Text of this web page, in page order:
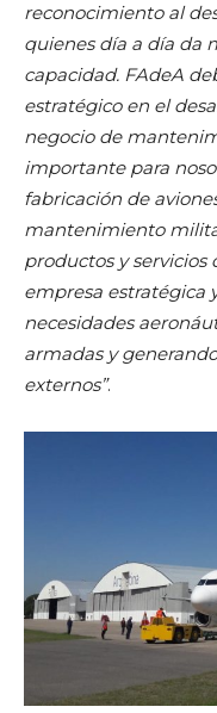
reconocimiento al
quienes día a día da
capacidad. FAdeA
estratégico en el
negocio de
importante para
fabricación de
mantenimiento
productos y
empresa estratégica
necesidades
armadas y
externos”.